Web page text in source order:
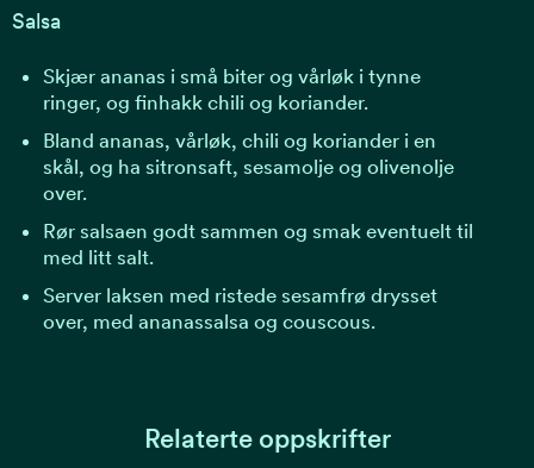
Salsa
Skjær ananas i små biter og vårløk i tynne
ringer, og finhakk chili og koriander.
Bland ananas, vårløk, chili og koriander i en
skål, og ha sitronsaft, sesamolje og olivenolje
over.
Rør salsaen godt sammen og smak eventuelt til
med litt salt.
Server laksen med ristede sesamfrø drysset
over, med ananassalsa og couscous.
Relaterte oppskrifter